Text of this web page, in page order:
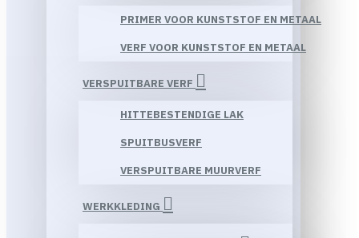
PRIMER VOOR KUNSTSTOF EN METAAL
VERF VOOR KUNSTSTOF EN METAAL
VERSPUITBARE VERF
HITTEBESTENDIGE LAK
SPUITBUSVERF
VERSPUITBARE MUURVERF
WERKKLEDING